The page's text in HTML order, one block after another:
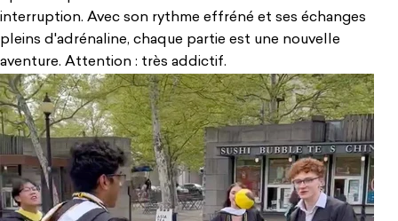
interruption. Avec son rythme effréné et ses échanges
pleins d'adrénaline, chaque partie est une nouvelle
aventure. Attention : très addictif.